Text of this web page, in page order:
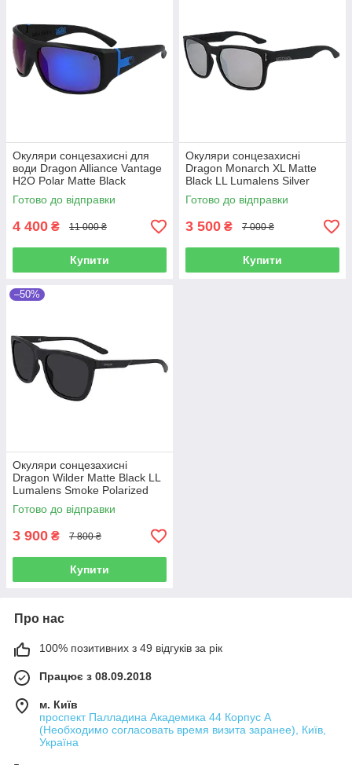
Окуляри сонцезахисні для
води Dragon Alliance Vantage
H2O Polar Matte Black
Lumalens Blue Ionized
Polarized
Готово до відправки
4 400 ₴ 11 000 ₴
Купити
Окуляри сонцезахисні
Dragon Monarch XL Matte
Black LL Lumalens Silver
Ionized
Готово до відправки
3 500 ₴ 7 000 ₴
Купити
–50%
Окуляри сонцезахисні
Dragon Wilder Matte Black LL
Lumalens Smoke Polarized
Готово до відправки
3 900 ₴ 7 800 ₴
Купити
Про нас
100% позитивних з 49 відгуків за рік
Працює з 08.09.2018
м. Київ
проспект Палладина Академика 44 Корпус А
(Необходимо согласовать время визита заранее), Київ,
Україна